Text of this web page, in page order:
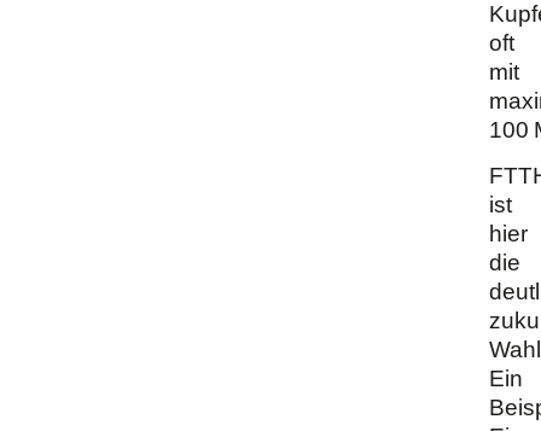
oft
mit
100
ist
hier
die
Ein